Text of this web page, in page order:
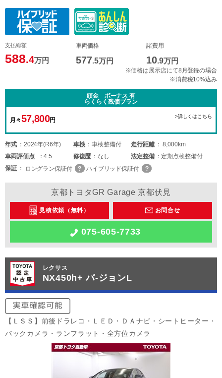
支払総額
588.4万円
車両価格
577.5万円
諸費用
10.9万円
※価格は展示店にて8月登録の場合
※消費税10%込み
頭金 ボーナス 有
らくらく残価プラン
月々57,800円
>詳しくはこちら
年式 2024年(R6年) 車検 車検整備付 走行距離
8,000km
車両評価点 4.5 修復歴 なし 法定整備
定期点検整備付
保証
ロングラン保証付 ハイブリッド保証付
京都トヨタGR Garage 京都伏見
見積依頼（無料） お問合せ
075-605-7733
レクサス
NX450h+ バ-ジョンL
【ＬＳＳ】前後ドラレコ・ＬＥＤ・ＤＡナビ・シートヒーター・
バックカメラ・ランフラット・全方位カメラ